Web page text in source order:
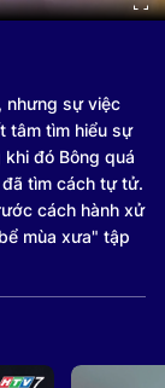
nhưng sự việc
tâm tìm hiểu sự
đó Bông quá
tìm cách tự tử.
cách hành xử
mùa xưa" tập